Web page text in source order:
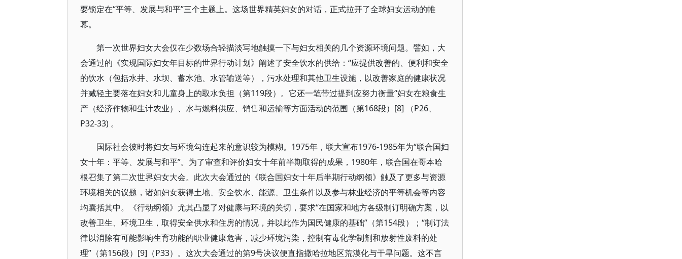
要锁定在“平等、发展与和平”三个主题上。这场世界精英妇女的对话，正式拉开了全球妇女运动的帷
幕。
第一次世界妇女大会仅在少数场合轻描淡写地触摸一下与妇女相关的几个资源环境问题。譬如，大
会通过的《实现国际妇女年目标的世界行动计划》阐述了安全饮水的供给：“应提供改善的、便利和安全
的饮水（包括水井、水坝、蓄水池、水管输送等），污水处理和其他卫生设施，以改善家庭的健康状况
并减轻主要落在妇女和儿童身上的取水负担（第119段）。它还一笔带过提到应努力衡量“妇女在粮食生
产（经济作物和生计农业）、水与燃料供应、销售和运输等方面活动的范围（第168段）[8] （P26、
P32-33) 。
国际社会彼时将妇女与环境勾连起来的意识较为模糊。1975年，联大宣布1976-1985年为“联合国妇
女十年：平等、发展与和平”。为了审查和评价妇女十年前半期取得的成果，1980年，联合国在哥本哈
根召集了第二次世界妇女大会。此次大会通过的《联合国妇女十年后半期行动纲领》触及了更多与资源
环境相关的议题，诸如妇女获得土地、安全饮水、能源、卫生条件以及参与林业经济的平等机会等内容
均囊括其中。《行动纲领》尤其凸显了对健康与环境的关切，要求“在国家和地方各级制订明确方案，以
改善卫生、环境卫生，取得安全供水和住房的情况，并以此作为国民健康的基础”（第154段）；“制订法
律以消除有可能影响生育功能的职业健康危害，减少环境污染，控制有毒化学制剂和放射性废料的处
理”（第156段）[9]（P33）。这次大会通过的第9号决议便直指撒哈拉地区荒漠化与干旱问题。这不言